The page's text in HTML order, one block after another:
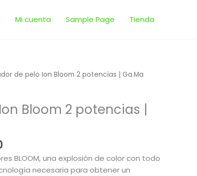
Mi cuenta Sample Page Tienda
de pelo Ion Bloom 2 potencias | Ga.Ma
Bloom 2 potencias |
El
es:
BLOOM, una explosión de color con todo
necesaria para obtener un